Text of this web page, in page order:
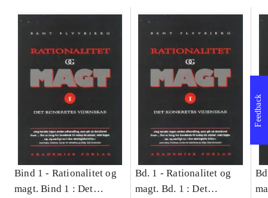
Bind 1 - Rationalitet og
magt. Bind 1 : Det
Bd. 1 -Rationalitet og
magt. Bd. 1 : Det
Feedback